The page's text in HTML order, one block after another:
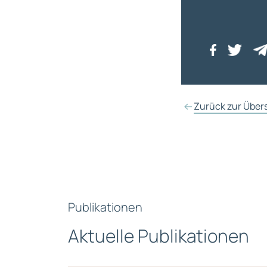
Zurück zur
Publikationen
Aktuelle Publikationen